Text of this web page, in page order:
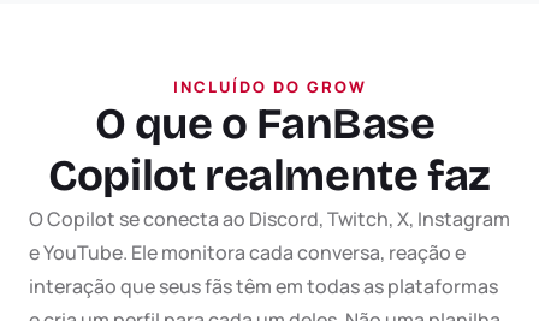
INCLUÍDO DO GROW
O que o FanBase
Copilot realmente faz
O Copilot se conecta ao Discord, Twitch, X, Instagram
e YouTube. Ele monitora cada conversa, reação e
interação que seus fãs têm em todas as plataformas